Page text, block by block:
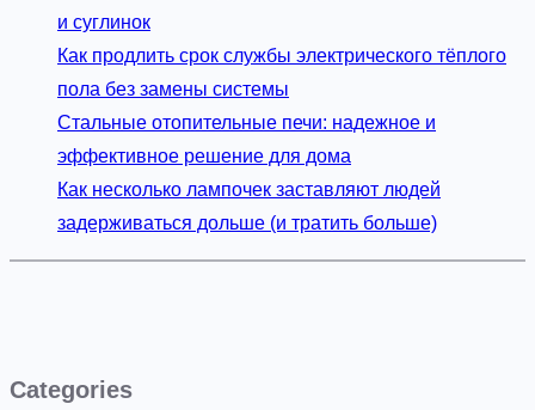
и суглинок
Как продлить срок службы электрического тёплого
пола без замены системы
Стальные отопительные печи: надежное и
эффективное решение для дома
Как несколько лампочек заставляют людей
задерживаться дольше (и тратить больше)
Categories